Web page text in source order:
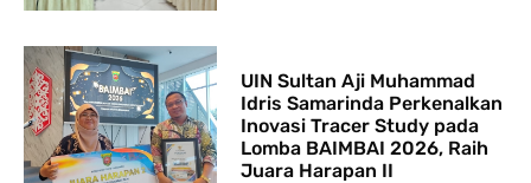
UIN Sultan Aji Muhammad
Idris Samarinda Perkenalkan
Inovasi Tracer Study pada
Lomba BAIMBAI 2026, Raih
Juara Harapan II